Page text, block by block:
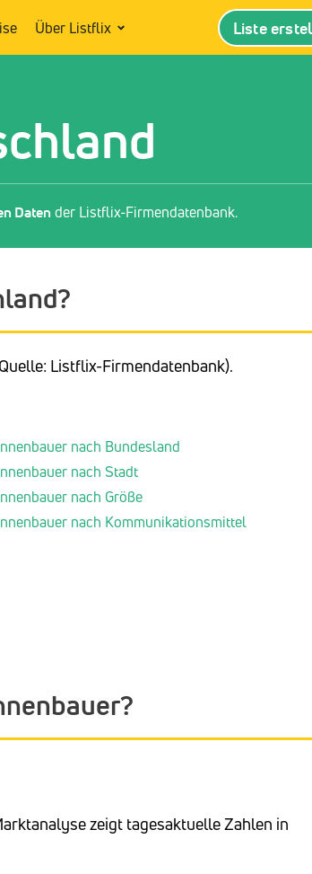
Über Listflix Liste
Daten der Listflix-Firmendatenbank.
Listflix-Firmendatenbank).
nach Bundesland
nach Stadt
nach Größe
nach Kommunikationsmittel
zeigt tagesaktuelle Zahlen in